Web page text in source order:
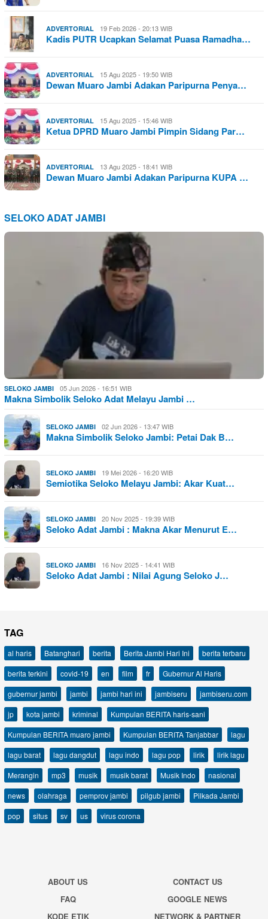
ADVERTORIAL 19 Feb 2026 - 20:13 WIB
Kadis PUTR Ucapkan Selamat Puasa Ramadha…
ADVERTORIAL 15 Agu 2025 - 19:50 WIB
Dewan Muaro Jambi Adakan Paripurna Penya…
ADVERTORIAL 15 Agu 2025 - 15:46 WIB
Ketua DPRD Muaro Jambi Pimpin Sidang Par…
ADVERTORIAL 13 Agu 2025 - 18:41 WIB
Dewan Muaro Jambi Adakan Paripurna KUPA …
SELOKO ADAT JAMBI
SELOKO JAMBI 05 Jun 2026 - 16:51 WIB
Makna Simbolik Seloko Adat Melayu Jambi …
SELOKO JAMBI 02 Jun 2026 - 13:47 WIB
Makna Simbolik Seloko Jambi: Petai Dak B…
SELOKO JAMBI 19 Mei 2026 - 16:20 WIB
Semiotika Seloko Melayu Jambi: Akar Kuat…
SELOKO JAMBI 20 Nov 2025 - 19:39 WIB
Seloko Adat Jambi : Makna Akar Menurut E…
SELOKO JAMBI 16 Nov 2025 - 14:41 WIB
Seloko Adat Jambi : Nilai Agung Seloko J…
TAG
al haris Batanghari berita Berita Jambi Hari Ini
berita terbaru
berita terkini
covid-19 en film fr
Gubernur Al Haris
gubernur jambi
jambi jambi hari ini jambiseru
jambiseru.com
jp
kota jambi kriminal
Kumpulan BERITA haris-sani
Kumpulan BERITA muaro jambi
Kumpulan BERITA Tanjabbar
lagu
lagu barat
lagu dangdut lagu indo lagu pop lirik
lirik lagu
Merangin
mp3 musik musik barat Musik Indo
nasional
news
olahraga pemprov jambi pilgub jambi
Pilkada Jambi
pop
situs sv us virus corona
ABOUT US
CONTACT US
FAQ
GOOGLE NEWS
KODE ETIK
NETWORK & PARTNER